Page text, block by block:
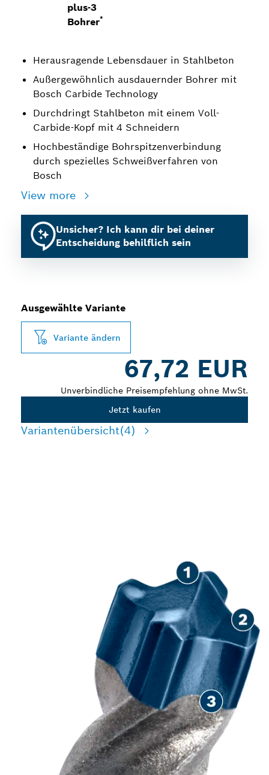
plus-3
Bohrer*
Herausragende Lebensdauer in Stahlbeton
Außergewöhnlich ausdauernder Bohrer mit
Bosch Carbide Technology
Durchdringt Stahlbeton mit einem Voll-
Carbide-Kopf mit 4 Schneidern
Hochbeständige Bohrspitzenverbindung
durch spezielles Schweißverfahren von
Bosch
View more
Unsicher? Ich kann dir bei deiner
Entscheidung behilflich sein
Ausgewählte Variante
Variante ändern
67,72 EUR
Unverbindliche Preisempfehlung ohne MwSt.
Jetzt kaufen
Variantenübersicht(4)